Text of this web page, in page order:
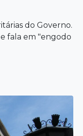
do Governo.
fala em "engodo